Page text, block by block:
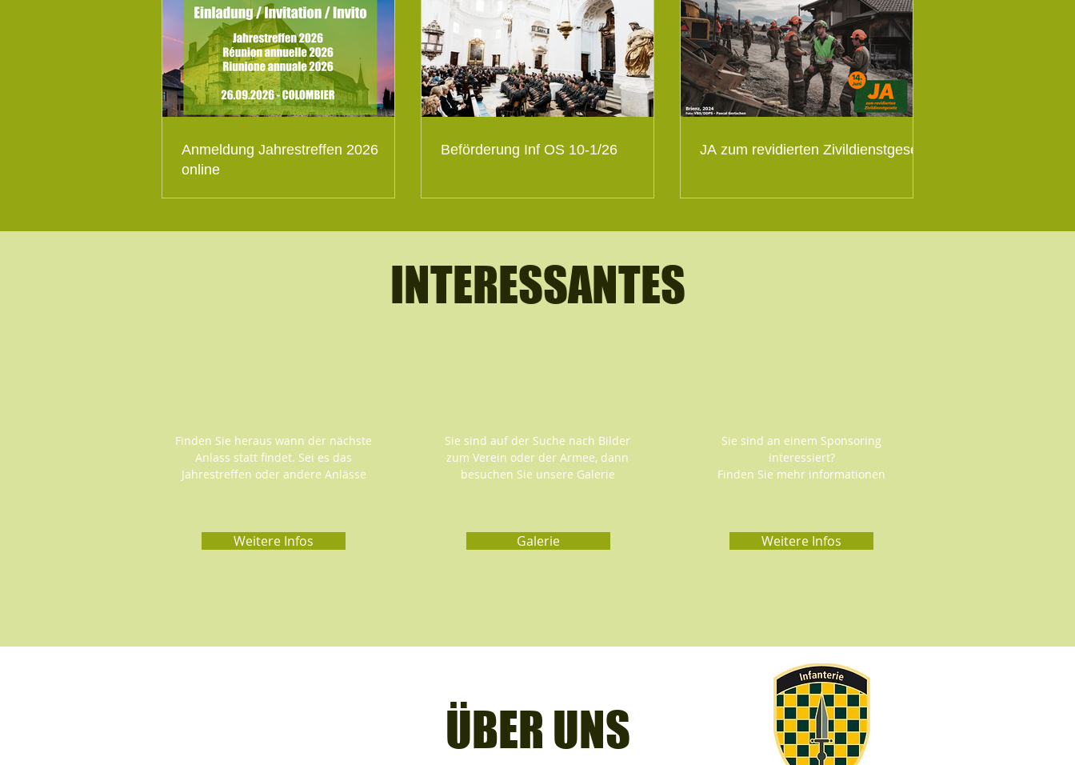
Anmeldung Jahrestreffen 2026
online
Beförderung Inf OS 10-1/26 JA zum revidierten Zivildienstgesetz
INTERESSANTES
Finden Sie heraus wann der nächste
Anlass statt findet. Sei es das
Jahrestreffen oder andere Anlässe
Weitere Infos
Sie sind auf der Suche nach Bilder
zum Verein oder der Armee, dann
besuchen Sie unsere Galerie
Galerie
Sie sind an einem Sponsoring
interessiert?
Finden Sie mehr informationen
Weitere Infos
ÜBER UNS